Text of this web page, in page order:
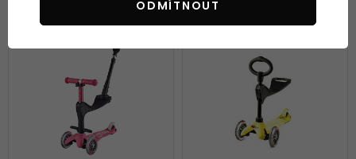
Skladem
ODMÍTNOUT